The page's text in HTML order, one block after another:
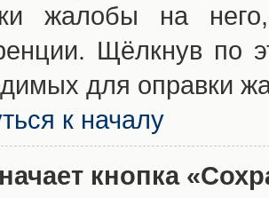
жалобы на
Щёлкнув по
для оправки
к началу
кнопка